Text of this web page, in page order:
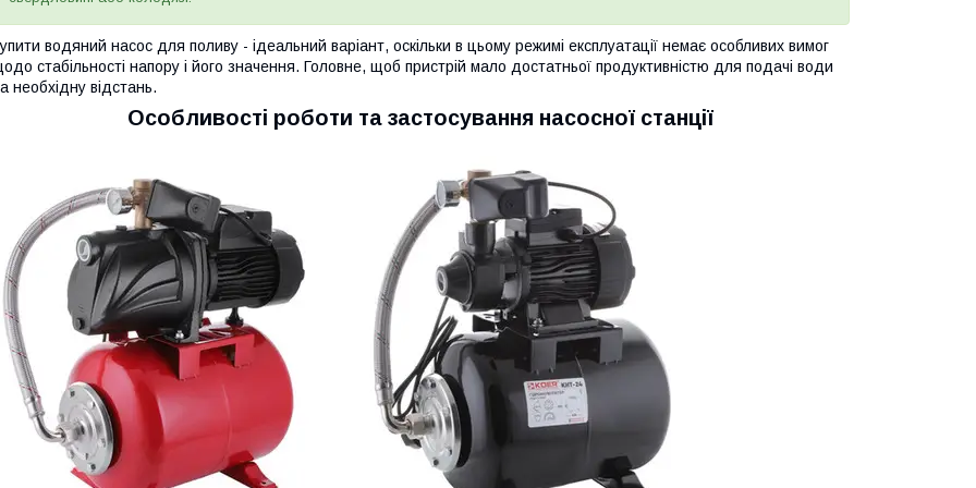
водяний насос для поливу - ідеальний варіант, оскільки в цьому режимі експлуатації немає особливих вимог
стабільності напору і його значення. Головне, щоб пристрій мало достатньої продуктивністю для подачі води
необхідну відстань.
Особливості роботи та застосування насосної станції